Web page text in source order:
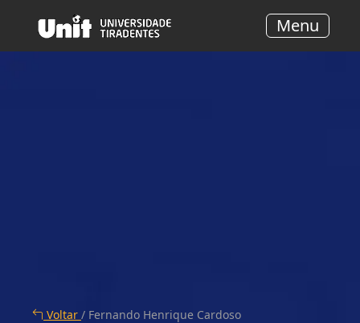
Menu
Voltar / Fernando Henrique Cardoso